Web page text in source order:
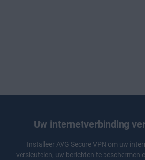
Uw internetverbinding
Installeer AVG Secure VPN om uw
versleutelen, uw berichten te beschermen